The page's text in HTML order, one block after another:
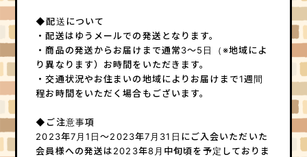
◆配送について
・配送はゆうメールでの発送となります。
・商品の発送からお届けまで通常3～5日（※地域によ
り異なります）お時間をいただきます。
・交通状況やお住まいの地域によりお届けまで1週間
程お時間をいただく場合もございます。
◆ご注意事項
2023年7月1日～2023年7月31日にご入会いただいた
会員様への発送は2023年8月中旬頃を予定しておりま